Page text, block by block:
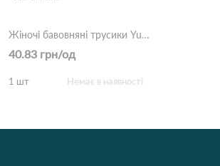
Жіночі бавовняні трусики Yutu 3079 11в Різні кольори
40.83 грн/од
1 шт Немає в наявності